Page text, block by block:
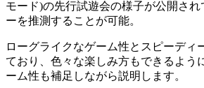
モード)の先行試遊会の様子が公開され
ーを推測することが可能。
ローグライクなゲーム性とスピーディ
ており、色々な楽しみ方もできる よう
ーム性も補足しながら説明します。